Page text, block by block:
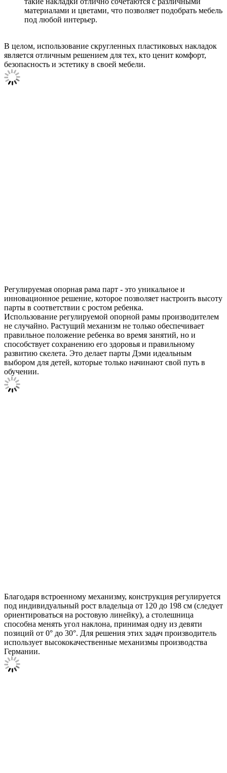
материалами и цветами, что позволяет подобрать мебель
под любой интерьер.
В целом, использование скругленных пластиковых накладок
является отличным решением для тех, кто ценит комфорт,
безопасность и эстетику в своей мебели.
Регулируемая опорная рама парт - это уникальное и
инновационное решение, которое позволяет настроить высоту
парты в соответствии с ростом ребенка.
Использование регулируемой опорной рамы производителем
не случайно. Растущий механизм не только обеспечивает
правильное положение ребенка во время занятий, но и
способствует сохранению его здоровья и правильному
развитию скелета. Это делает парты Дэми идеальным
выбором для детей, которые только начинают свой путь в
обучении.
Благодаря встроенному механизму, конструкция регулируется
под индивидуальный рост владельца от 120 до 198 см (следует
ориентироваться на ростовую линейку), а столешница
способна менять угол наклона, принимая одну из девяти
позиций от 0° до 30°. Для решения этих задач производитель
использует высококачественные механизмы производства
Германии.